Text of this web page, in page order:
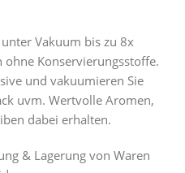
Vakuum bis zu 8x
Konservierungsstoffe.
und vakuumieren Sie
uvm. Wertvolle Aromen,
dabei erhalten.
& Lagerung von Waren